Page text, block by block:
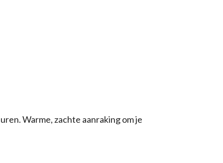
Warme, zachte aanraking om je